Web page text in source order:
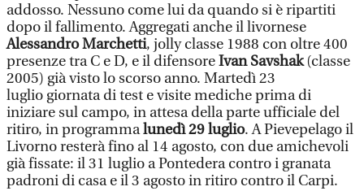
addosso. Nessuno come lui da quando si è ripartiti
dopo il fallimento. Aggregati anche il livornese
Alessandro Marchetti, jolly classe 1988 con oltre 400
presenze tra C e D, e il difensoreIvan Savshak(classe
2005) già visto lo scorso anno. Martedì 23
luglio giornata di test e visite mediche prima di
iniziare sul campo, in attesa della parte ufficiale del
ritiro, in programmalunedì 29 luglio. A Pievepelago il
Livorno resterà fino al 14 agosto, con due amichevoli
già fissate: il 31 luglio a Pontedera contro i granata
padroni di casa e il 3 agosto in ritiro contro il Carpi.